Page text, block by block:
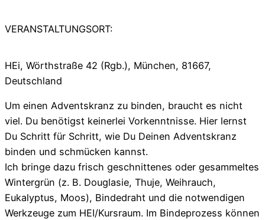
VERANSTALTUNGSORT:
HEi, Wörthstraße 42 (Rgb.), München, 81667,
Deutschland
Um einen Adventskranz zu binden, braucht es nicht
viel. Du benötigst keinerlei Vorkenntnisse. Hier lernst
Du Schritt für Schritt, wie Du Deinen Adventskranz
binden und schmücken kannst.
Ich bringe dazu frisch geschnittenes oder gesammeltes
Wintergrün (z. B. Douglasie, Thuje, Weihrauch,
Eukalyptus, Moos), Bindedraht und die notwendigen
Werkzeuge zum HEI/Kursraum. Im Bindeprozess können